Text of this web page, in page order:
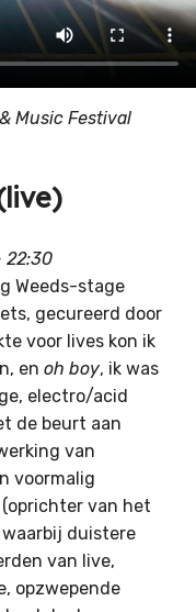
Music Festival
22:30
Weeds-stage
gecureerd door
voor lives kon ik
en oh boy, ik was
electro/acid
de beurt aan
van
voormalig
(oprichter van het
waarbij duistere
van live,
opzwepende